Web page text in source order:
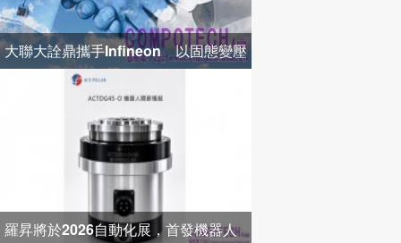
大聯大詮鼎攜手Infineon 以固態變壓
器打造高效配電新架構
羅昇將於2026自動化展，首發機器人